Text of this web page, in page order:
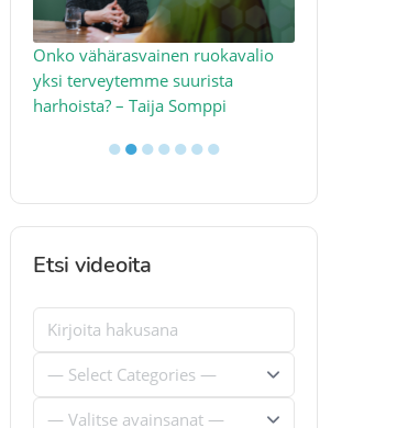
Onko vähärasvainen ruokavalio
yksi terveytemme suurista
harhoista? – Taija Somppi
●●●●●●●
Etsi videoita